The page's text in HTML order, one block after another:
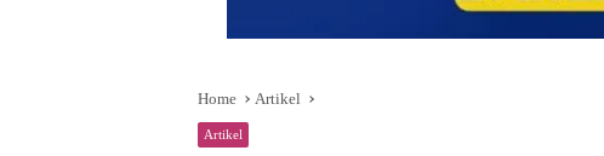
Home Artikel
Artikel